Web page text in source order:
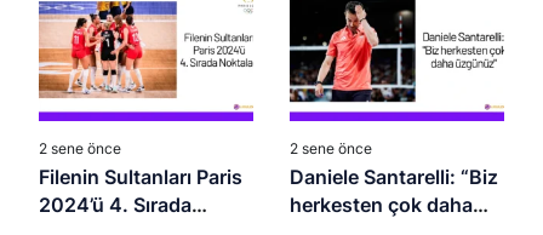
2 sene önce
Filenin Sultanları Paris
2024’ü 4. Sırada
2 sene önce
Daniele Santarelli: “Biz
herkesten çok daha